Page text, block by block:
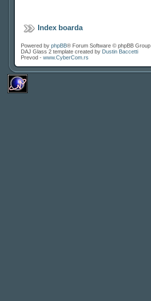
Index boarda
Powered by phpBB® Forum Software © phpBB Group
DAJ Glass 2 template created by Dustin Baccetti
Prevod - www.CyberCom.rs